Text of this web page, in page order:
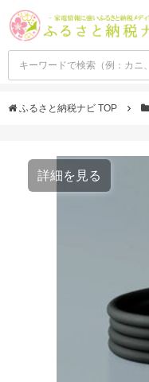
ふるさと納税ナビ TOP
詳細を見る